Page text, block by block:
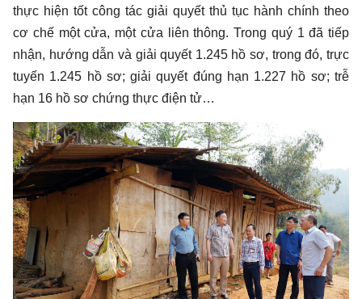
thực hiện tốt công tác giải quyết thủ tục hành chính theo
cơ chế một cửa, một cửa liên thông. Trong quý 1 đã tiếp
nhận, hướng dẫn và giải quyết 1.245 hồ sơ, trong đó, trực
tuyến 1.245 hồ sơ; giải quyết đúng hạn 1.227 hồ sơ; trễ
hạn 16 hồ sơ chứng thực điện tử…